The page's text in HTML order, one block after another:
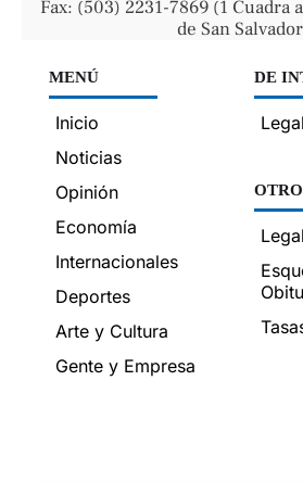
Fax: (503) 2231-7869 (1 Cuadra
de San
MENÚ
Inicio
Noticias
Opinión
Economía
Internacionales
Deportes
Arte y Cultura
Gente y Empresa
DE
Legal